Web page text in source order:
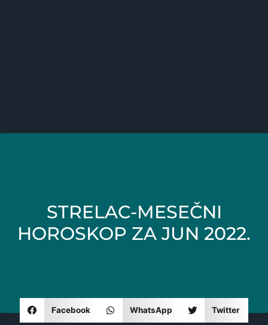
STRELAC-MESEČNI
HOROSKOP ZA JUN 2022.
Facebook WhatsApp Twitter